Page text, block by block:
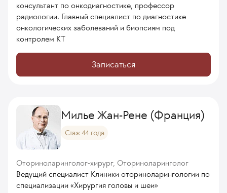
консультант по онкодиагностике, профессор
радиологии. Главный специалист по диагностике
онкологических заболеваний и биопсиям под
контролем КТ
Записаться
Милье Жан-Рене (Франция)
Стаж 44 года
Оториноларинголог-хирург, Оториноларинголог
Ведущий специалист Клиники оториноларингологии по
специализации «Хирургия головы и шеи»